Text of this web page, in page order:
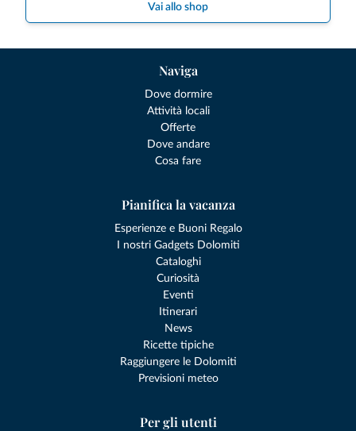
Vai allo shop
Naviga
Dove dormire
Attività locali
Offerte
Dove andare
Cosa fare
Pianifica la vacanza
Esperienze e Buoni Regalo
I nostri Gadgets Dolomiti
Cataloghi
Curiosità
Eventi
Itinerari
News
Ricette tipiche
Raggiungere le Dolomiti
Previsioni meteo
Per gli utenti